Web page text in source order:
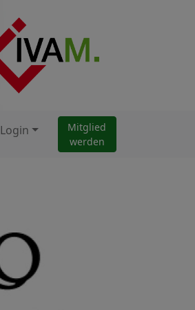
Login
Mitglied
werden